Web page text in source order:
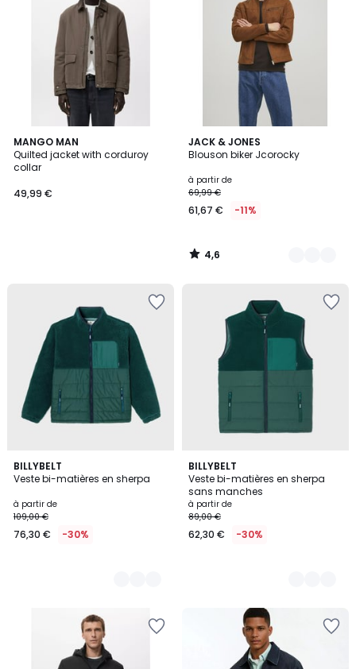
MANGO MAN
Quilted jacket with corduroy
collar
49,99 €
JACK & JONES
Blouson biker Jcorocky
à partir de
69,99 €
61,67 € -11%
4,6
/ 5
5
Couleurs
4,6
/
BILLYBELT
Veste bi-matières en sherpa
à partir de
109,00 €
76,30 € -30%
6
Couleurs
BILLYBELT
Veste bi-matières en sherpa
sans manches
à partir de
89,00 €
62,30 € -30%
4
Couleurs